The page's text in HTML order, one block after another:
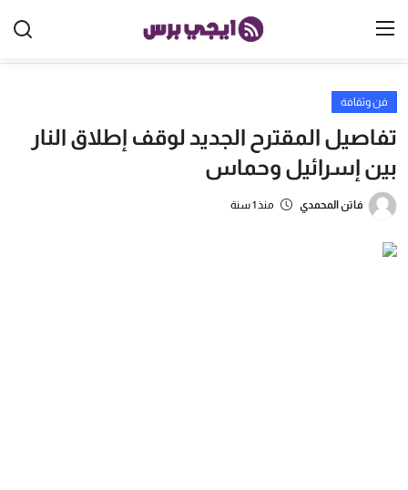
الرئيسية
الخليج
فن وثقافة
تفاصيل المقترح الجديد لوقف إطلاق النار
بين إسرائيل وحماس
فاتن المحمدي منذ 1 سنة